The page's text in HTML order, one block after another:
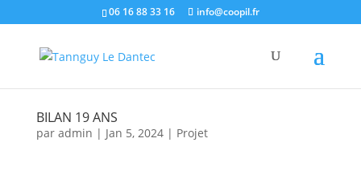
06 16 88 33 16 info@coopil.fr
BILAN 19 ANS
par admin | Jan 5, 2024| Projet